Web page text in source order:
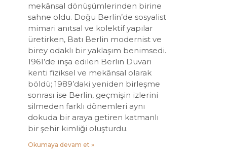
mekânsal dönüşümlerinden birine
sahne oldu. Doğu Berlin’de sosyalist
mimari anıtsal ve kolektif yapılar
üretirken, Batı Berlin modernist ve
birey odaklı bir yaklaşım benimsedi.
1961’de inşa edilen Berlin Duvarı
kenti fiziksel ve mekânsal olarak
böldü; 1989’daki yeniden birleşme
sonrası ise Berlin, geçmişin izlerini
silmeden farklı dönemleri aynı
dokuda bir araya getiren katmanlı
bir şehir kimliği oluşturdu.
Okumaya devam et »